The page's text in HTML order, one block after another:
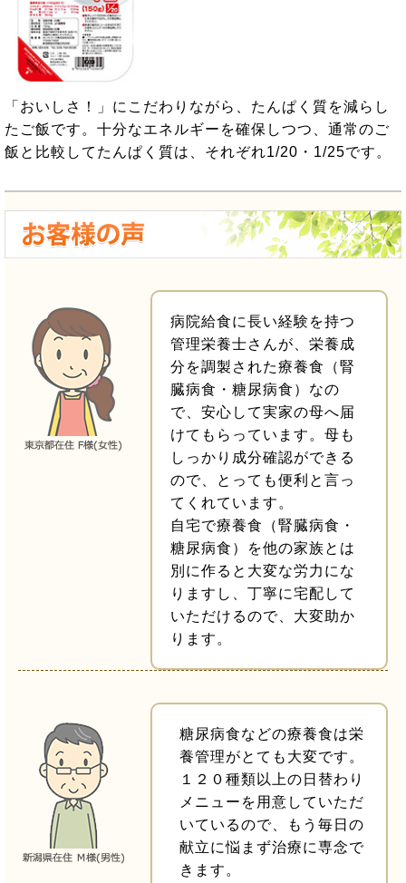
「おいしさ！」にこだわりながら、たんぱく質を減らし
たご飯です。十分なエネルギーを確保しつつ、通常のご
飯と比較してたんぱく質は、それぞれ1/20・1/25です。
病院給食に長い経験を持つ
管理栄養士さんが、栄養成
分を調製された療養食（腎
臓病食・糖尿病食）なの
で、安心して実家の母へ届
けてもらっています。母も
しっかり成分確認ができる
ので、とっても便利と言っ
てくれています。
自宅で療養食（腎臓病食・
糖尿病食）を他の家族とは
別に作ると大変な労力にな
りますし、丁寧に宅配して
いただけるので、大変助か
ります。
糖尿病食などの療養食は栄
養管理がとても大変です。
１２０種類以上の日替わり
メニューを用意していただ
いているので、もう毎日の
献立に悩まず治療に専念で
きます。